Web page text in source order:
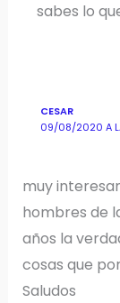
sabes lo
CESAR
09/08/2020 A
muy
hombres de
años la
cosas que
Saludos